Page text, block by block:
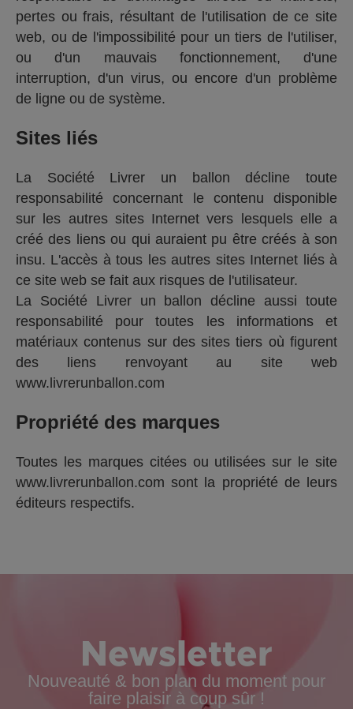
pertes ou frais, résultant de l'utilisation de ce site
web, ou de l'impossibilité pour un tiers de l'utiliser,
ou d'un mauvais fonctionnement, d'une
interruption, d'un virus, ou encore d'un problème
de ligne ou de système.
Sites liés
La Société Livrer un ballon décline toute
responsabilité concernant le contenu disponible
sur les autres sites Internet vers lesquels elle a
créé des liens ou qui auraient pu être créés à son
insu. L'accès à tous les autres sites Internet liés à
ce site web se fait aux risques de l'utilisateur.
La Société Livrer un ballon décline aussi toute
responsabilité pour toutes les informations et
matériaux contenus sur des sites tiers où figurent
des liens renvoyant au site web
www.livrerunballon.com
Propriété des marques
Toutes les marques citées ou utilisées sur le site
www.livrerunballon.com sont la propriété de leurs
éditeurs respectifs.
Newsletter
Nouveauté & bon plan du moment pour
faire plaisir à coup sûr !